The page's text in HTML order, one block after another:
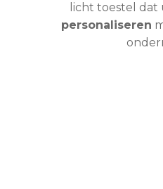
licht toestel
personaliseren